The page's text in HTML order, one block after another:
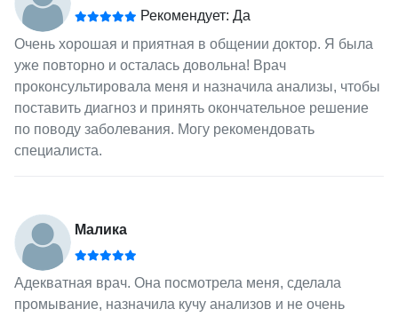
Рекомендует: Да
Очень хорошая и приятная в общении доктор. Я была
уже повторно и осталась довольна! Врач
проконсультировала меня и назначила анализы, чтобы
поставить диагноз и принять окончательное решение
по поводу заболевания. Могу рекомендовать
специалиста.
Малика
Адекватная врач. Она посмотрела меня, сделала
промывание, назначила кучу анализов и не очень